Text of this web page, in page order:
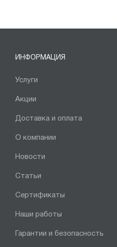
ИНФОРМАЦИЯ
Услуги
Акции
Доставка и оплата
О компании
Новости
Статьи
Сертификаты
Наши работы
Гарантии и безопасность